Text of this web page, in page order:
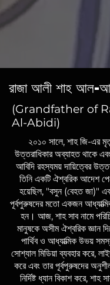
রাজা আলী শাহ আল-
(Grandfather of
Al-Abidi)
২০১০ সালে, শাহ জি-এর
উত্তরাধিকার অব্যাহত থাকে
আবিদি রহস্যময় দায়িত্বের
তিনি একটি ঐশ্বরিক আদেশ
হয়েছিল, "বসুন (বেহত জা)"
পূর্বপুরুষদের মতো একজন
হন। আজ, শাহ সাব নামে
মানুষকে অসীম ঐশ্বরিক জ্ঞান
পার্থিব ও আধ্যাত্মিক উভয়
সোশ্যাল মিডিয়া ব্যবহার করে,
করে এবং তার পূর্বপুরুষদের
নির্দিষ্ট ধ্যান বিকাশ করে,